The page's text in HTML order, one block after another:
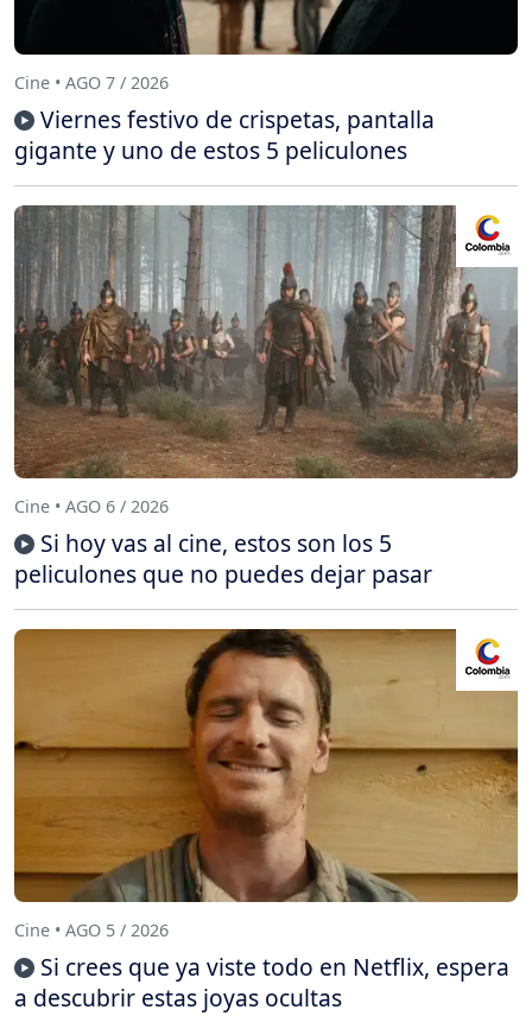
Cine • AGO 7 / 2026
Viernes festivo de crispetas, pantalla
gigante y uno de estos 5 peliculones
Cine • AGO 6 / 2026
Si hoy vas al cine, estos son los 5
peliculones que no puedes dejar pasar
Cine • AGO 5 / 2026
Si crees que ya viste todo en Netflix, espera
a descubrir estas joyas ocultas